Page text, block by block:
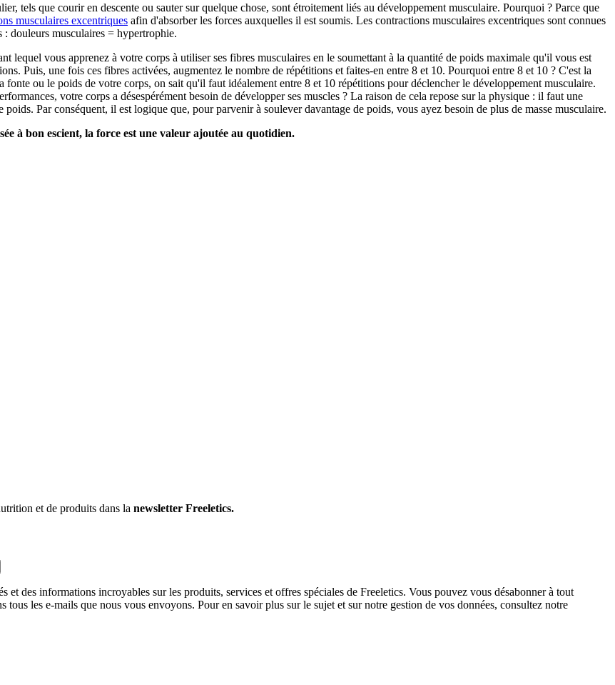
tels que courir en descente ou sauter sur quelque chose, sont étroitement liés au développement musculaire. Pourquoi ? Parce que
musculaires excentriques afin d'absorber les forces auxquelles il est soumis. Les contractions musculaires excentriques sont connues
: douleurs musculaires = hypertrophie.
lequel vous apprenez à votre corps à utiliser ses fibres musculaires en le soumettant à la quantité de poids maximale qu'il vous est
Puis, une fois ces fibres activées, augmentez le nombre de répétitions et faites-en entre 8 et 10. Pourquoi entre 8 et 10 ? C'est la
ou le poids de votre corps, on sait qu'il faut idéalement entre 8 et 10 répétitions pour déclencher le développement musculaire.
votre corps a désespérément besoin de développer ses muscles ? La raison de cela repose sur la physique : il faut une
Par conséquent, il est logique que, pour parvenir à soulever davantage de poids, vous ayez besoin de plus de masse musculaire.
à bon escient, la force est une valeur ajoutée au quotidien.
et de produits dans la newsletter Freeletics.
et des informations incroyables sur les produits, services et offres spéciales de Freeletics. Vous pouvez vous désabonner à tout
les e-mails que nous vous envoyons. Pour en savoir plus sur le sujet et sur notre gestion de vos données, consultez notre